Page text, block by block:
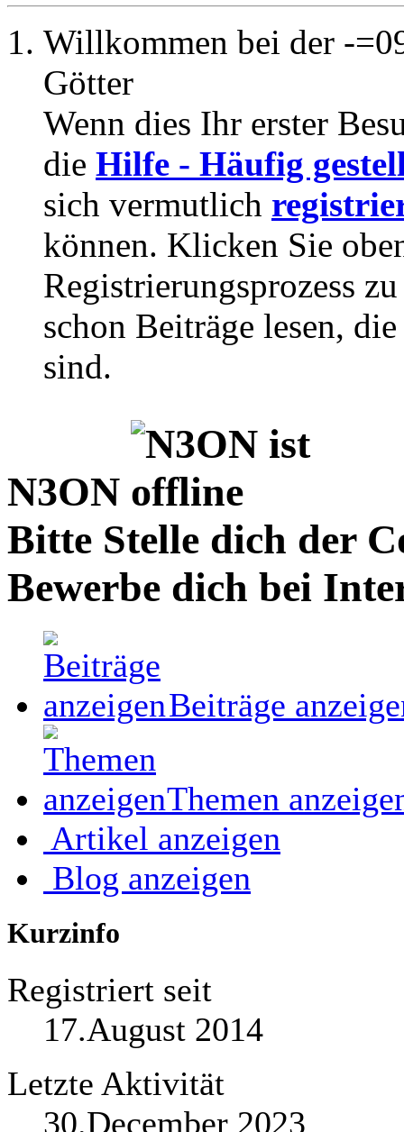
Willkommen bei der -
Götter
Wenn dies Ihr erster
die Hilfe - Häufig
sich vermutlich
können. Klicken Sie
Registrierungsprozess
schon Beiträge lesen,
sind.
N3ON
Bitte Stelle dich der
Bewerbe dich bei
Beiträge
Themen
Artikel anzeigen
Blog anzeigen
Kurzinfo
Registriert seit
17.August 2014
Letzte Aktivität
30.December 2023